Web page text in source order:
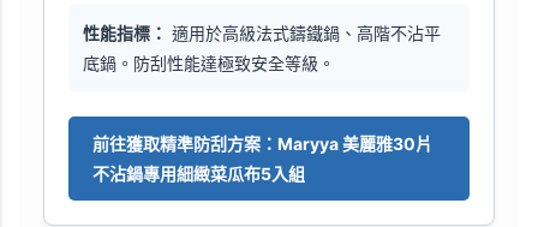
性能指標： 適用於高級法式鑄鐵鍋、高階不沾平
底鍋。防刮性能達極致安全等級。
前往獲取精準防刮方案：Maryya 美麗雅30片
不沾鍋專用細緻菜瓜布5入組